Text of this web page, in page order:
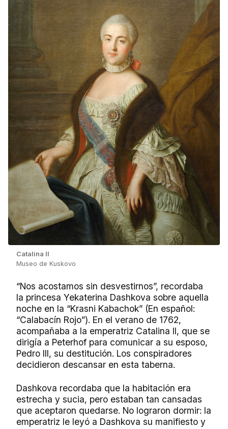
Catalina II
Museo de Kuskovo
“Nos acostamos sin desvestirnos”, recordaba
la princesa Yekaterina Dashkova sobre aquella
noche en la “Krasni Kabachok” (En español:
“Сalabacín Rojo”). En el verano de 1762,
acompañaba a la emperatriz Catalina II, que se
dirigía a Peterhof para comunicar a su esposo,
Pedro III, su destitución. Los conspiradores
decidieron descansar en esta taberna.
Dashkova recordaba que la habitación era
estrecha y sucia, pero estaban tan cansadas
que aceptaron quedarse. No lograron dormir: la
emperatriz le leyó a Dashkova su manifiesto y